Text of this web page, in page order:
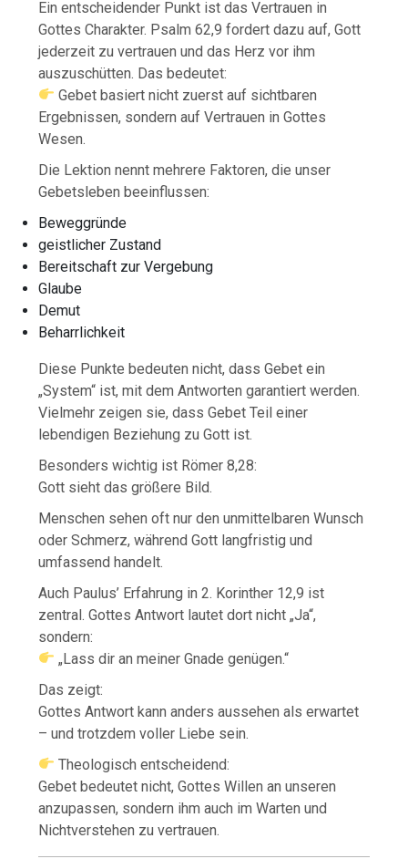
Ein entscheidender Punkt ist das Vertrauen in
Gottes Charakter. Psalm 62,9 fordert dazu auf, Gott
jederzeit zu vertrauen und das Herz vor ihm
auszuschütten. Das bedeutet:
Gebet basiert nicht zuerst auf sichtbaren
Ergebnissen, sondern auf Vertrauen in Gottes
Wesen.
Die Lektion nennt mehrere Faktoren, die unser
Gebetsleben beeinflussen:
Beweggründe
geistlicher Zustand
Bereitschaft zur Vergebung
Glaube
Demut
Beharrlichkeit
Diese Punkte bedeuten nicht, dass Gebet ein
„System“ ist, mit dem Antworten garantiert werden.
Vielmehr zeigen sie, dass Gebet Teil einer
lebendigen Beziehung zu Gott ist.
Besonders wichtig ist Römer 8,28:
Gott sieht das größere Bild.
Menschen sehen oft nur den unmittelbaren Wunsch
oder Schmerz, während Gott langfristig und
umfassend handelt.
Auch Paulus’ Erfahrung in 2. Korinther 12,9 ist
zentral. Gottes Antwort lautet dort nicht „Ja“,
sondern:
„Lass dir an meiner Gnade genügen.“
Das zeigt:
Gottes Antwort kann anders aussehen als erwartet
– und trotzdem voller Liebe sein.
Theologisch entscheidend:
Gebet bedeutet nicht, Gottes Willen an unseren
anzupassen, sondern ihm auch im Warten und
Nichtverstehen zu vertrauen.